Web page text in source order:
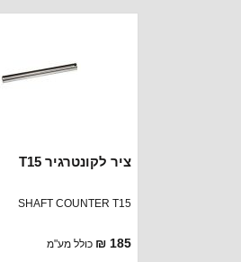
ציר לקונטרגיר T15
SHAFT COUNTER T15
185 ₪ כולל מע"מ